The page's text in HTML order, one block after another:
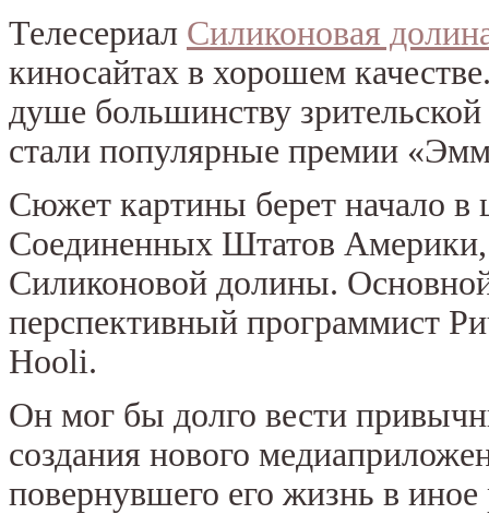
Телесериал Силиконовая
киносайтах в хорошем
душе большинству
стали популярные премии
Сюжет картины берет начало в
Соединенных Штатов
Силиконовой долины.
перспективный программист
Hooli.
Он мог бы долго вести
создания нового
повернувшего его жизнь в иное